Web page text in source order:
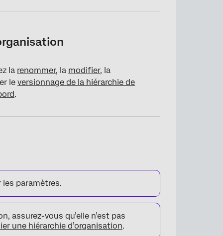
la renommer, la modifier, la
leversionnage de la hiérarchie de
.
paramètres.
assurez-vous qu’elle n’est pas
une hiérarchie d’organisation.